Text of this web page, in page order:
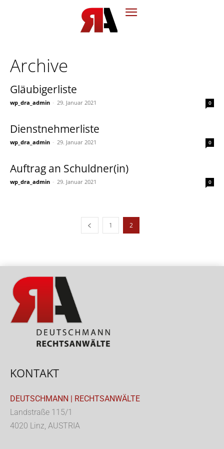
Archive
Gläubigerliste
wp_dra_admin - 29. Januar 2021 0
Dienstnehmerliste
wp_dra_admin - 29. Januar 2021 0
Auftrag an Schuldner(in)
wp_dra_admin - 29. Januar 2021 0
1 2
KONTAKT
DEUTSCHMANN | RECHTSANWÄLTE
Landstraße 115/1
4020 Linz, AUSTRIA